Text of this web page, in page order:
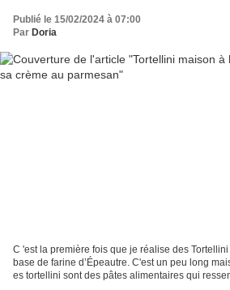
Publié le 15/02/2024 à 07:00
Par Doria
C 'est la première fois que je réalise des
base de farine d’Épeautre. C'est un peu long
es tortellini sont des pâtes alimentaires qui